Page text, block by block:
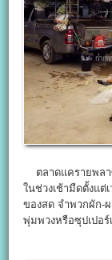
ตลาดแครายพลา
ในช่วงเช้ามืดตั้งแต่
ของสด จำพวกผัก-
พุ่มพวงหรือซุปเปอ